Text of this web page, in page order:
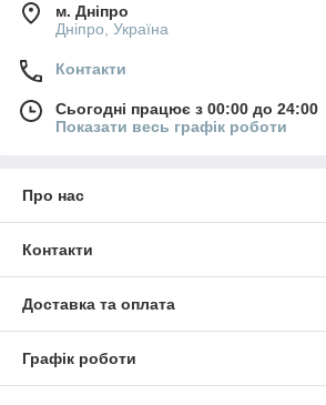
м. Дніпро
Дніпро, Україна
Контакти
Сьогодні працює з 00:00 до 24:00
Показати весь графік роботи
Про нас
Контакти
Доставка та оплата
Графік роботи